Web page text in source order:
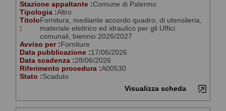
Stazione appaltante :Comune di Palermo
Tipologia :Altro
Titolo
:
Fornitura, mediante accordo quadro, di utensileria,
materiale elettrico ed idraulico per gli Uffici
comunali, biennio 2026/2027
Avviso per : Forniture
Data pubblicazione :17/06/2026
Data scadenza :28/06/2026
Riferimento procedura :A00530
Stato :Scaduto
Visualizza scheda